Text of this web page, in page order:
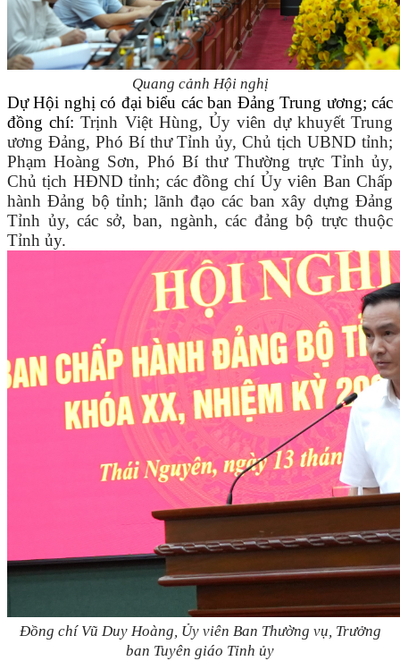
Quang cảnh Hội nghị
Dự Hội nghị có đại biểu các ban Đảng Trung ương; các
đồng chí: Trịnh Việt Hùng, Ủy viên dự khuyết Trung
ương Đảng, Phó Bí thư Tỉnh ủy, Chủ tịch UBND tỉnh;
Phạm Hoàng Sơn, Phó Bí thư Thường trực Tỉnh ủy,
Chủ tịch HĐND tỉnh; các đồng chí Ủy viên Ban Chấp
hành Đảng bộ tỉnh; lãnh đạo các ban xây dựng Đảng
Tỉnh ủy, các sở, ban, ngành, các đảng bộ trực thuộc
Tỉnh ủy.
Đồng chí Vũ Duy Hoàng, Ủy viên Ban Thường vụ, Trưởng
ban Tuyên giáo Tỉnh ủy